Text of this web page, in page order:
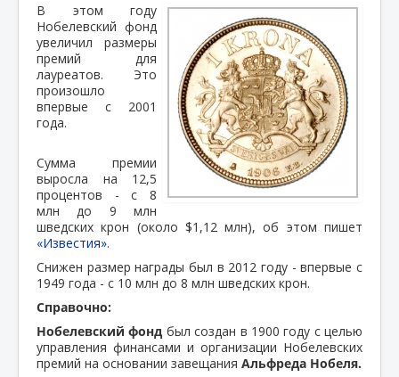
В этом году
Нобелевский фонд
увеличил размеры
премий для
лауреатов. Это
произошло
впервые с 2001
года.
Сумма премии
выросла на 12,5
процентов - с 8
млн до 9 млн
шведских крон (около $1,12 млн), об этом пишет
«Известия».
Снижен размер награды был в 2012 году - впервые с
1949 года - с 10 млн до 8 млн шведских крон.
Справочно:
Нобелевский фонд был создан в 1900 году с целью
управления финансами и организации Нобелевских
премий на основании завещания Альфреда Нобеля.